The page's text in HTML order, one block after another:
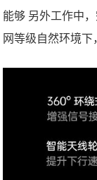
能够 另外工作中
网等级自然环境下